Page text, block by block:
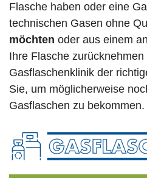
Flasche haben oder eine
technischen Gasen ohne
möchten oder aus einem
Ihre Flasche
Gasflaschenklinik der
Sie, um möglicherweise
Gasflaschen zu bekommen.